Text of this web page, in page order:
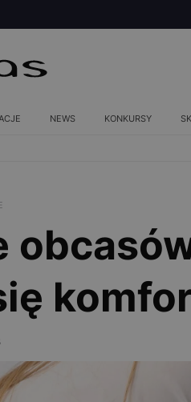
NEWS KONKURSY